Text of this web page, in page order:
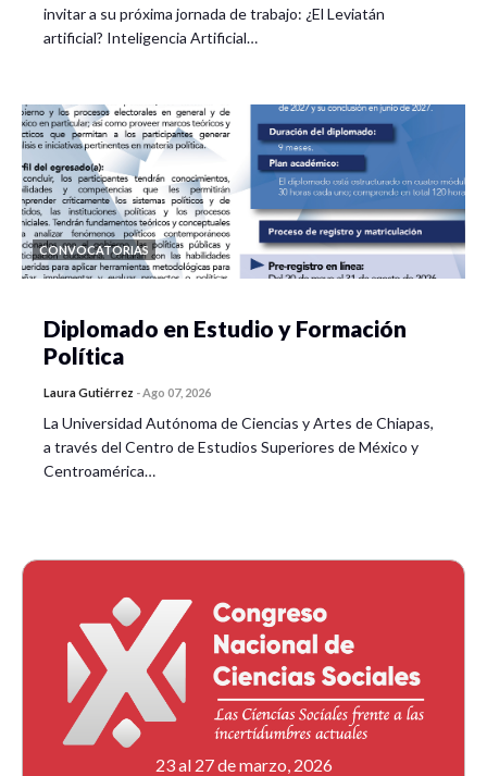
invitar a su próxima jornada de trabajo: ¿El Leviatán
artificial? Inteligencia Artificial…
CONVOCATORIAS
Diplomado en Estudio y Formación
Política
Laura Gutiérrez -Ago 07, 2026
La Universidad Autónoma de Ciencias y Artes de Chiapas,
a través del Centro de Estudios Superiores de México y
Centroamérica…
23 al 27 de marzo, 2026